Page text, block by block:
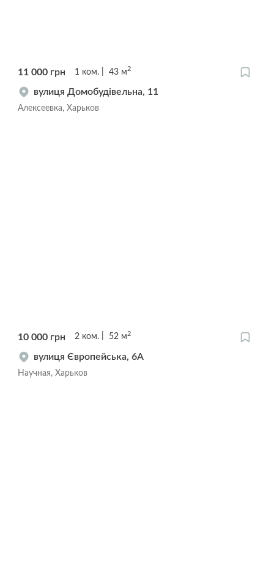
11 000 грн 1 ком. 43 м2
вулиця Домобудівельна, 11
Алексеевка, Харьков
10 000 грн 2 ком. 52 м 2
вулиця Європейська, 6А
Научная, Харьков